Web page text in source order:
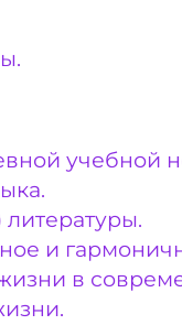
учебной
и
в